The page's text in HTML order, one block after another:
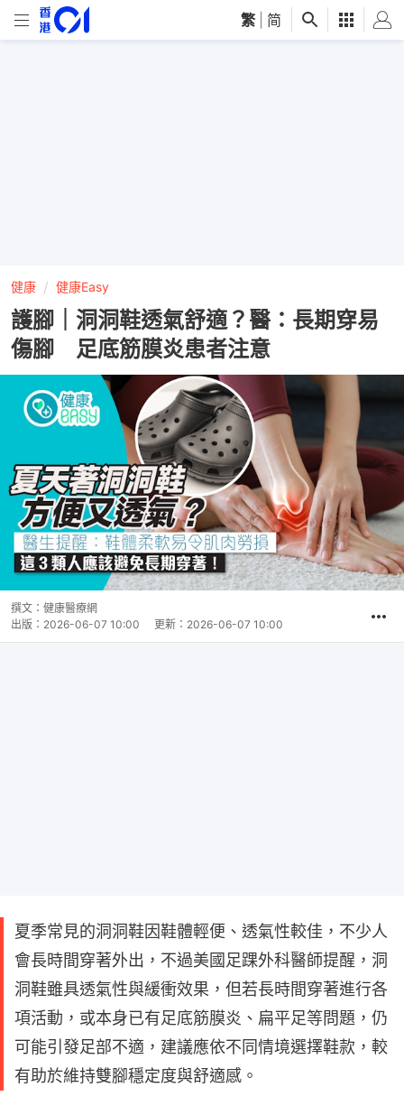
繁 简
健康 健康Easy
護腳｜洞洞鞋透氣舒適？醫：長期穿易
傷腳 足底筋膜炎患者注意
撰文： 健康醫療網
出版： 2026-06-07 10:00 更新： 2026-06-07 10:00
夏季常見的洞洞鞋因鞋體輕便、透氣性較佳，不少人
會長時間穿著外出，不過美國足踝外科醫師提醒，洞
洞鞋雖具透氣性與緩衝效果，但若長時間穿著進行各
項活動，或本身已有足底筋膜炎、扁平足等問題，仍
可能引發足部不適，建議應依不同情境選擇鞋款，較
有助於維持雙腳穩定度與舒適感。